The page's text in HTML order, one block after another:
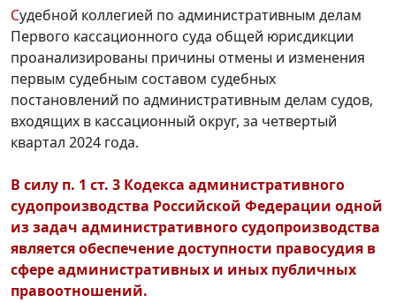
Судебной коллегией по административным делам
Первого кассационного суда общей юрисдикции
проанализированы причины отмены и изменения
первым судебным составом судебных
постановлений по административным делам судов,
входящих в кассационный округ, за четвертый
квартал 2024 года.
В силу п. 1 ст. 3 Кодекса административного
судопроизводства Российской Федерации одной
из задач административного судопроизводства
является обеспечение доступности правосудия в
сфере административных и иных публичных
правоотношений.